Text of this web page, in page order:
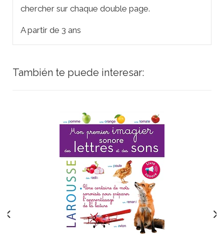
chercher sur chaque double page.
A partir de 3 ans
También te puede interesar: